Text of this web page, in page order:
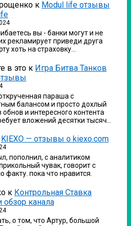
к Modul life отзывы
вы - банки могут и не
рекламирует приведи друга
хоть на страховку…
в это к Игра Битва Танков
параша с
балансом и просто дохлый
обнов и интересного контента
вложений десятки тысяч…
KIEXO — отзывы о kiexo.com
пополнил, с аналитиком
чувак, говорит с
факту. пока что нравится.
к Контрольная Ставка
канала
о том, что Артур, большой